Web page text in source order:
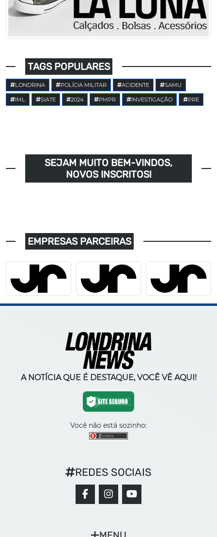
TAGS POPULARES
LONDRINA POLÍCIA MILITAR ACIDENTE SAMU
IML SIATE 2024 PMPR INVESTIGAÇÃO PRE
SEJAM MUITO BEM-VINDOS,
NOVOS INSCRITOS!
EMPRESAS PARCEIRAS
A NOTÍCIA QUE É DESTAQUE, VOCÊ VÊ AQUI!
Você não está sozinho:
REDES SOCIAIS